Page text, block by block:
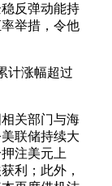
反弹动能持
举措，令他
计涨幅超过
关部门与海
联储持续大
注美元上
利；此外，